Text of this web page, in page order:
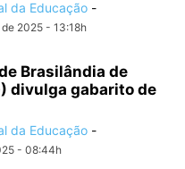
da Educação -
2025 - 13:18h
Brasilândia de
divulga gabarito de
da Educação -
- 08:44h